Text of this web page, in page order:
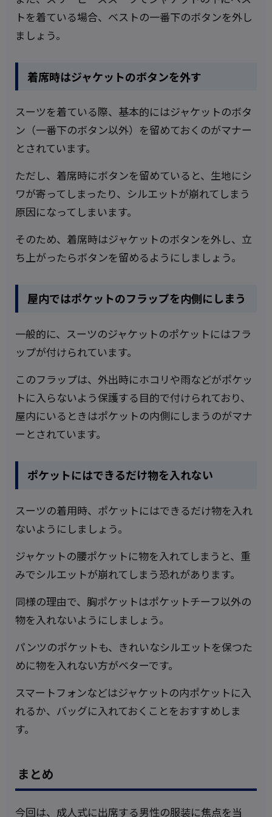
トを着ている場合、ベストの一番下のボタンを外し
ましょう。
着席時はジャケットのボタンを外す
スーツを着ている際、基本的にはジャケットのボタ
ン（一番下のボタン以外）を留めておくのがマナー
とされています。
ただし、着席時にボタンを留めていると、生地にシ
ワが寄ってしまったり、シルエットが崩れてしまう
原因になってしまいます。
そのため、着席時はジャケットのボタンを外し、立
ち上がったらボタンを留めるようにしましょう。
屋内ではポケットのフラップを内側にしまう
一般的に、スーツのジャケットのポケットにはフラ
ップが付けられています。
このフラップは、外出時にホコリや雨などがポケッ
トに入らないよう保護する目的で付けられており、
屋内にいるときはポケットの内側にしまうのがマナ
ーとされています。
ポケットにはできるだけ物を入れない
スーツの着用時、ポケットにはできるだけ物を入れ
ないようにしましょう。
ジャケットの腰ポケットに物を入れてしまうと、重
みでシルエットが崩れてしまう恐れがあります。
同様の理由で、胸ポケットはポケットチーフ以外の
物を入れないようにしましょう。
パンツのポケットも、きれいなシルエットを保つた
めに物を入れない方がベターです。
スマートフォンなどはジャケットの内ポケットに入
れるか、バッグに入れておくことをおすすめしま
す。
まとめ
今回は、成人式に出席する男性の服装に焦点を当